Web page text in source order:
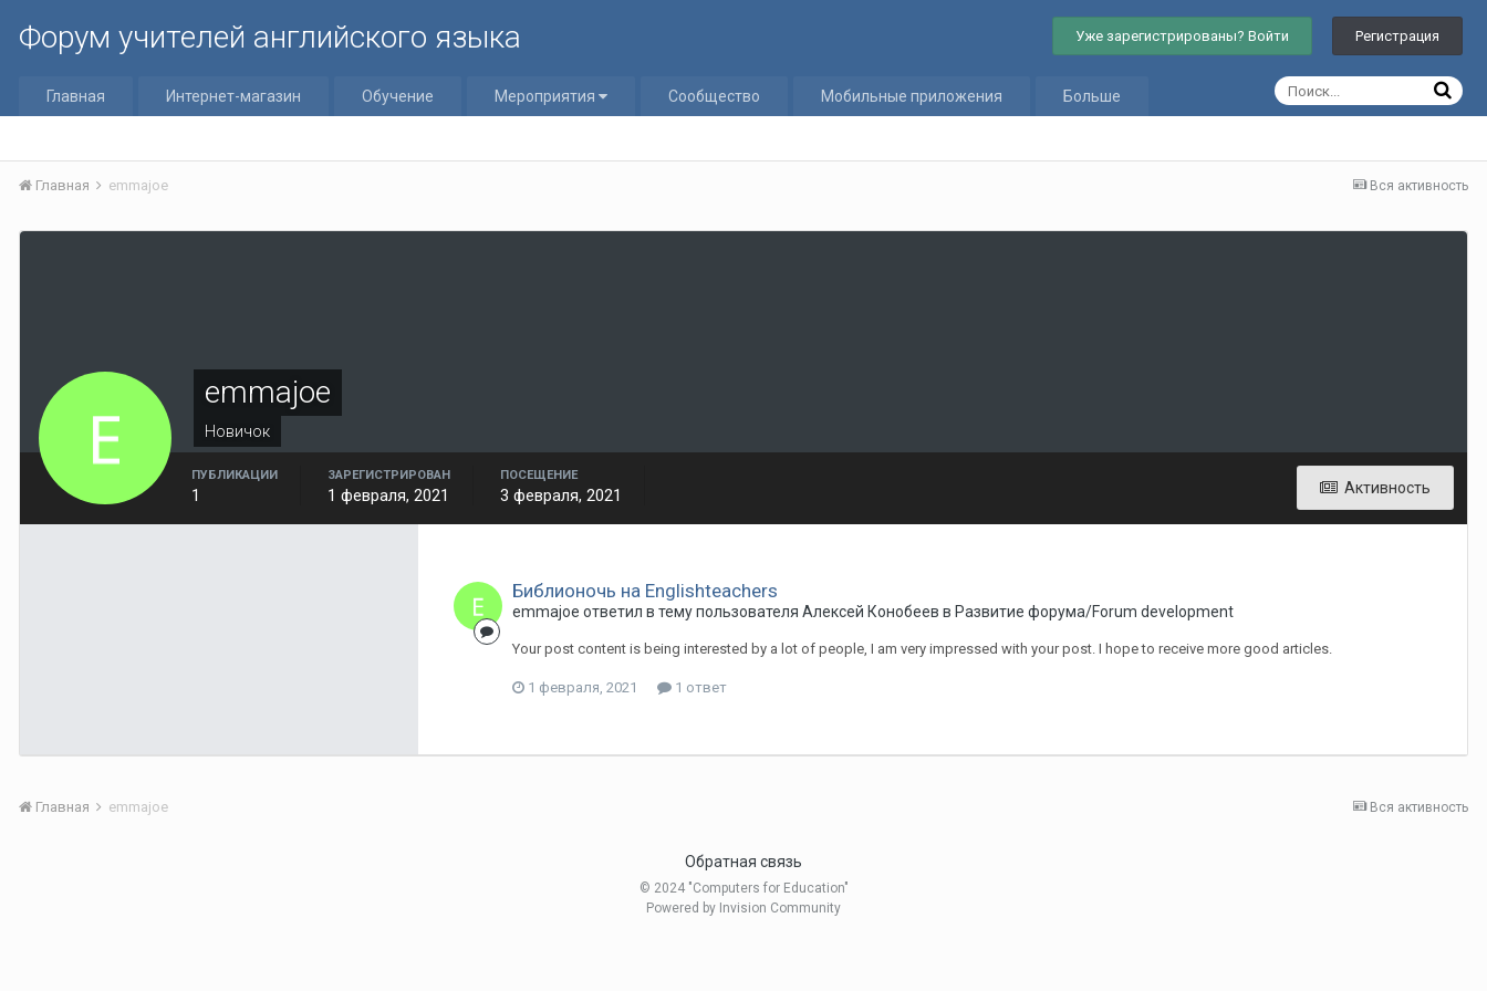
Форум учителей английского языка Уже зарегистрированы? Войти Регистрация
Главная Интернет-магазин Обучение Мероприятия Сообщество Мобильные приложения Больше
Вся активность
Главная emmajoe
emmajoe
Новичок
Активность
ПУБЛИКАЦИИ
1
ЗАРЕГИСТРИРОВАН
1 февраля, 2021
ПОСЕЩЕНИЕ
3 февраля, 2021
Библионочь на Englishteachers
emmajoe ответил в тему пользователя Алексей Конобеев в Развитие форума/Forum development
Your post content is being interested by a lot of people, I am very impressed with your post. I hope to receive more good articles.
1 февраля, 2021 1 ответ
Вся активность
Главная emmajoe
Обратная связь
© 2024 "Computers for Education"
Powered by Invision Community